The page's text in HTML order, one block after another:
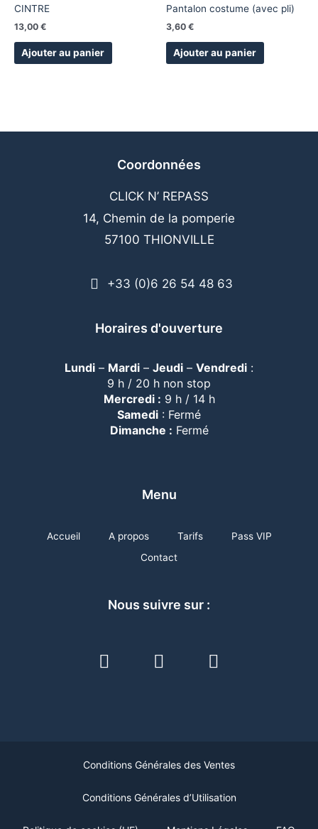
CINTRE
13,00 €
Ajouter au panier
Pantalon costume (avec pli)
3,60 €
Ajouter au panier
Coordonnées
CLICK N’ REPASS
14, Chemin de la pomperie
57100 THIONVILLE
+33 (0)6 26 54 48 63
Horaires d'ouverture
Lundi – Mardi – Jeudi – Vendredi :
9 h / 20 h non stop
Mercredi : 9 h / 14 h
Samedi : Fermé
Dimanche : Fermé
Menu
Accueil A propos Tarifs
Pass VIP
Contact
Nous suivre sur :
a
o
k
-
n
a
m
i
n
Conditions Générales des Ventes
Conditions Générales d’Utilisation